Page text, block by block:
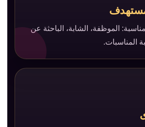
الموظفة، الشابة، الباحثة عن
المناسبات.